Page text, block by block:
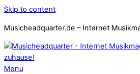
Skip to content
Musicheadquarter.de – Internet
Menu